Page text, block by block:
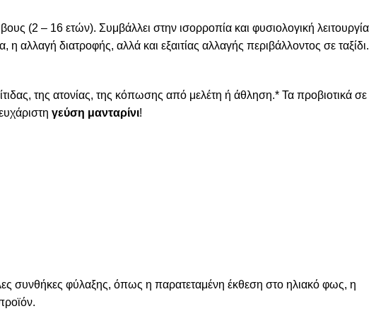
(2 – 16 ετών). Συμβάλλει στην ισορροπία και φυσιολογική λειτουργία
αλλαγή διατροφής, αλλά και εξαιτίας αλλαγής περιβάλλοντος σε ταξίδι.
της ατονίας, της κόπωσης από μελέτη ή άθληση.* Τα προβιοτικά σε
γεύση μανταρίνι!
συνθήκες φύλαξης, όπως η παρατεταμένη έκθεση στο ηλιακό φως, η